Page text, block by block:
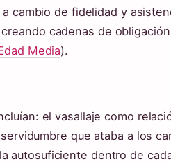
cambio de fidelidad y
cadenas de
Media).
el vasallaje como
que ataba a los
autosuficiente dentro de